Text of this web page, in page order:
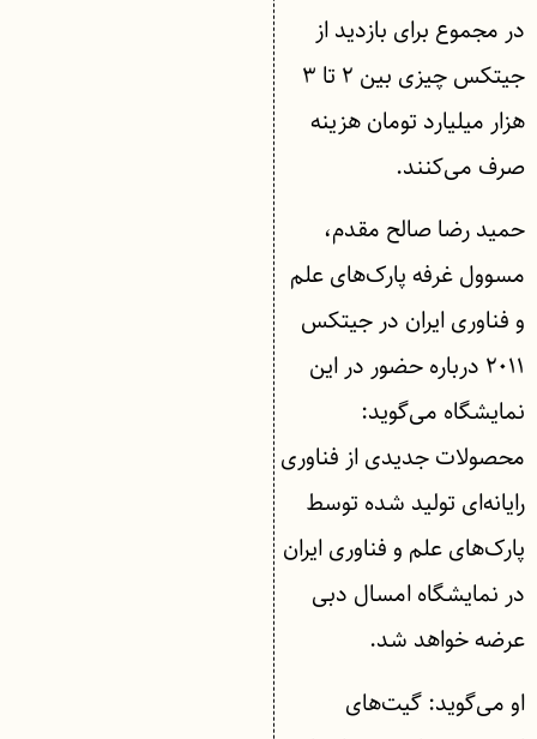
در مجموع برای بازدید از
جیتکس چیزی بین ۲ تا ۳
هزار میلیارد تومان هزینه
صرف می‌کنند.
حمید رضا صالح مقدم،
مسوول غرفه پارک‌های علم
و فناوری ایران در جیتکس
۲۰۱۱ درباره حضور در این
نمایشگاه می‌گوید:
محصولات جدیدی از فناوری
رایانه‌ای تولید شده توسط
پارک‌های علم و فناوری ایران
در نمایشگاه امسال دبی
عرضه خواهد شد.
او می‌گوید: گیت‌های